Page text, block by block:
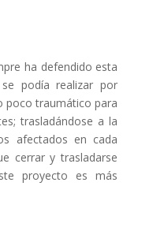
ha defendido esta
podía realizar por
poco traumático para
trasladándose a la
afectados en cada
cerrar y trasladarse
proyecto es más